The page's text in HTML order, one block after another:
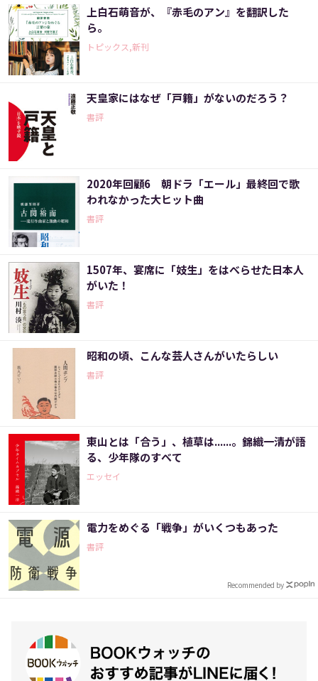
上白石萌音が、『赤毛のアン』を翻訳した
ら。
トピックス,新刊
天皇家にはなぜ「戸籍」がないのだろう？
書評
2020年回顧6 朝ドラ「エール」最終回で歌
われなかった大ヒット曲
書評
1507年、宴席に「妓生」をはべらせた日本人
がいた！
書評
昭和の頃、こんな芸人さんがいたらしい
書評
東山とは「合う」、植草は......。錦織一清が語
る、少年隊のすべて
エッセイ
電力をめぐる「戦争」がいくつもあった
書評
Recommended by